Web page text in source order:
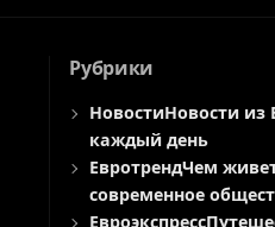
Рубрики
НовостиНовости из
каждый день
ЕвротрендЧем
современное
Евроэкспресс